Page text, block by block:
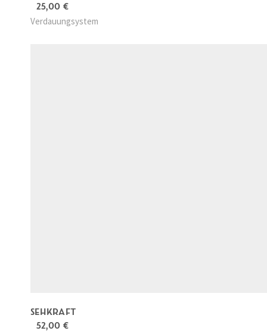
25,00 €
Verdauungsystem
SEHKRAFT
52,00 €